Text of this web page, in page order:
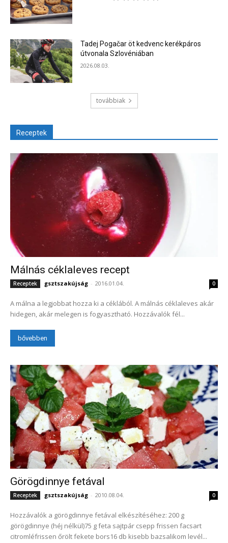
Tadej Pogačar öt kedvenc kerékpáros
útvonala Szlovéniában
2026.08.03.
továbbiak
Receptek
Málnás céklaleves recept
Receptek gsztszakújság - 2016.01.04. 0
A málna a legjobbat hozza ki a céklából. A málnás céklaleves akár
hidegen, akár melegen is fogyasztható. Hozzávalók fél...
bővebben
Görögdinnye fetával
Receptek gsztszakújság - 2010.08.04. 0
Hozzávalók a görögdinnye fetával elkészítéséhez: 200 g
görögdinnye (héj nélkül)75 g feta sajtpár csepp frissen facsart
citromléfrissen őrölt fekete bors16 db kisebb bazsalikom levél...